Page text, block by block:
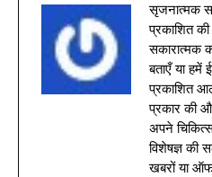
सृजनात्मक
प्रकाशित
सकारात्मक
बताएँ या
प्रकाशित
प्रकार की
अपने
विशेषज्ञ की
खबरों या